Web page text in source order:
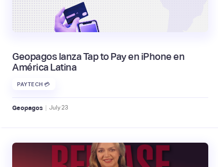
Geopagos lanza Tap to Pay en iPhone en
América Latina
PAYTECH 💳
Geopagos | July23